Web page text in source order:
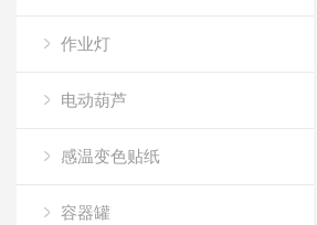
作业灯
电动葫芦
感温变色贴纸
容器罐